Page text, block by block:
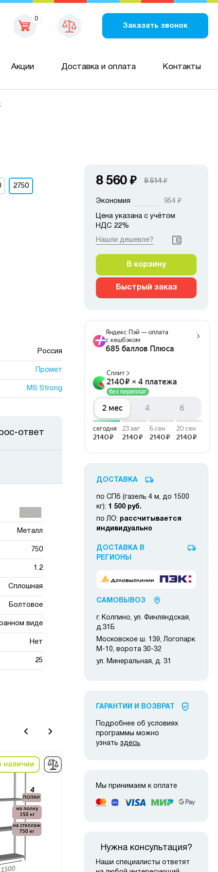
0
Заказать звонок
Акции Доставка и оплата Контакты
2750
Россия
Промет
MS Strong
Металл
750
1.2
Сплошная
Болтовое
виде
Нет
25
ответ
наличии
8 560 ₽ 9 514₽
Экономия 954 ₽
Цена указана с учётом
НДС 22%
Нашли дешевле?
В корзину
Быстрый заказ
ДОСТАВКА
по СПб (газель 4 м, до 1500
кг): 1 500 руб.
по ЛО: рассчитывается
индивидуально
ДОСТАВКА В
РЕГИОНЫ
САМОВЫВОЗ
г. Колпино, ул. Финляндская,
д.31Б
Московское ш. 139, Логопарк
М-10, ворота 30-32
ул. Минеральная, д. 31
ГАРАНТИИ И ВОЗВРАТ
Подробнее об условиях
программы можно
узнать здесь.
Мы принимаем к оплате
Нужна консультация?
Наши специалисты ответят